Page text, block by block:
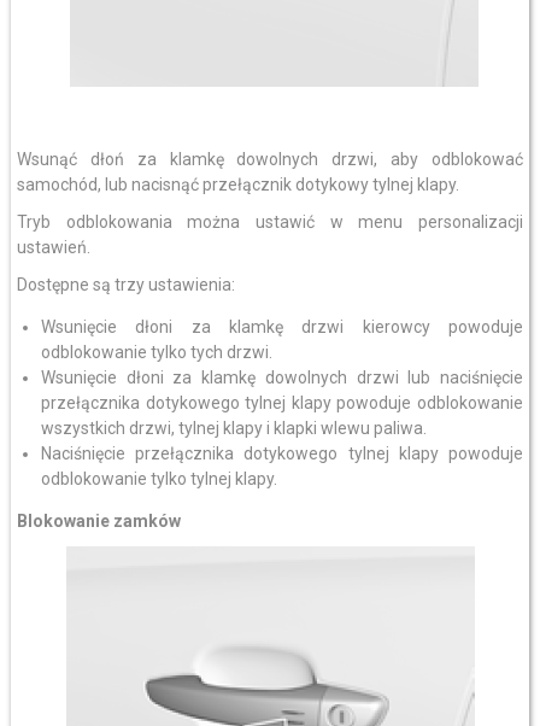
Wsunąć dłoń za klamkę dowolnych drzwi, aby odblokować
samochód, lub nacisnąć przełącznik dotykowy tylnej klapy.
Tryb odblokowania można ustawić w menu personalizacji
ustawień.
Dostępne są trzy ustawienia:
Wsunięcie dłoni za klamkę drzwi kierowcy powoduje
odblokowanie tylko tych drzwi.
Wsunięcie dłoni za klamkę dowolnych drzwi lub naciśnięcie
przełącznika dotykowego tylnej klapy powoduje odblokowanie
wszystkich drzwi, tylnej klapy i klapki wlewu paliwa.
Naciśnięcie przełącznika dotykowego tylnej klapy powoduje
odblokowanie tylko tylnej klapy.
Blokowanie zamków